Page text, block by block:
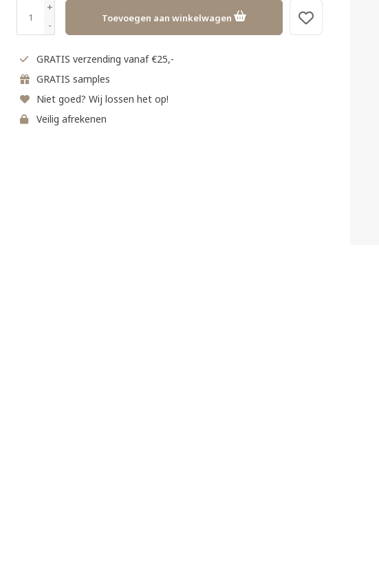
+
-
Toevoegen aan winkelwagen
GRATIS verzending vanaf €25,-
GRATIS samples
Niet goed? Wij lossen het op!
Veilig afrekenen